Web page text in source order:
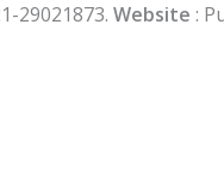
29021873. Website :